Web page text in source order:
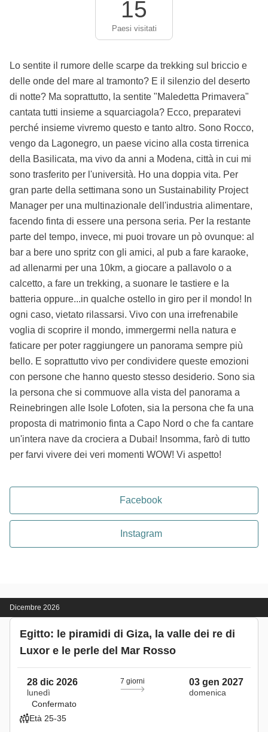
15
Paesi visitati
Lo sentite il rumore delle scarpe da trekking sul briccio e
delle onde del mare al tramonto? E il silenzio del deserto
di notte? Ma soprattutto, la sentite "Maledetta Primavera"
cantata tutti insieme a squarciagola? Ecco, preparatevi
perché insieme vivremo questo e tanto altro. Sono Rocco,
vengo da Lagonegro, un paese vicino alla costa tirrenica
della Basilicata, ma vivo da anni a Modena, città in cui mi
sono trasferito per l'università. Ho una doppia vita. Per
gran parte della settimana sono un Sustainability Project
Manager per una multinazionale dell'industria alimentare,
facendo finta di essere una persona seria. Per la restante
parte del tempo, invece, mi puoi trovare un pò ovunque: al
bar a bere uno spritz con gli amici, al pub a fare karaoke,
ad allenarmi per una 10km, a giocare a pallavolo o a
calcetto, a fare un trekking, a suonare le tastiere e la
batteria oppure...in qualche ostello in giro per il mondo! In
ogni caso, vietato rilassarsi. Vivo con una irrefrenabile
voglia di scoprire il mondo, immergermi nella natura e
faticare per poter raggiungere un panorama sempre più
bello. E soprattutto vivo per condividere queste emozioni
con persone che hanno questo stesso desiderio. Sono sia
la persona che si commuove alla vista del panorama a
Reinebringen alle Isole Lofoten, sia la persona che fa una
proposta di matrimonio finta a Capo Nord o che fa cantare
un'intera nave da crociera a Dubai! Insomma, farò di tutto
per farvi vivere dei veri momenti WOW! Vi aspetto!
Facebook
Instagram
Dicembre 2026
Egitto: le piramidi di Giza, la valle dei re di
Luxor e le perle del Mar Rosso
28 dic 2026
lunedì
7 giorni 03 gen 2027
domenica
Confermato
Età 25-35